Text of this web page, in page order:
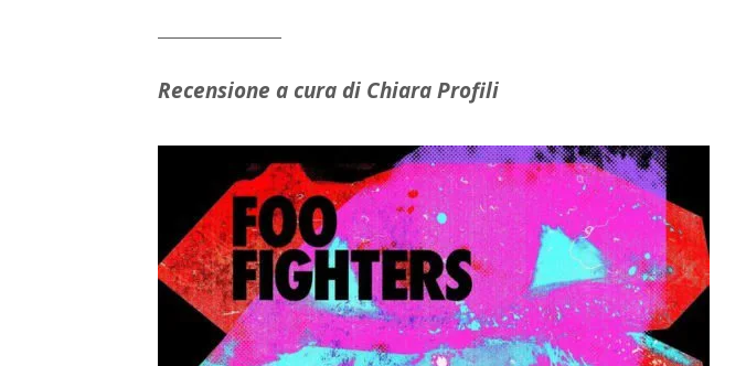
Recensione a cura di Chiara Profili